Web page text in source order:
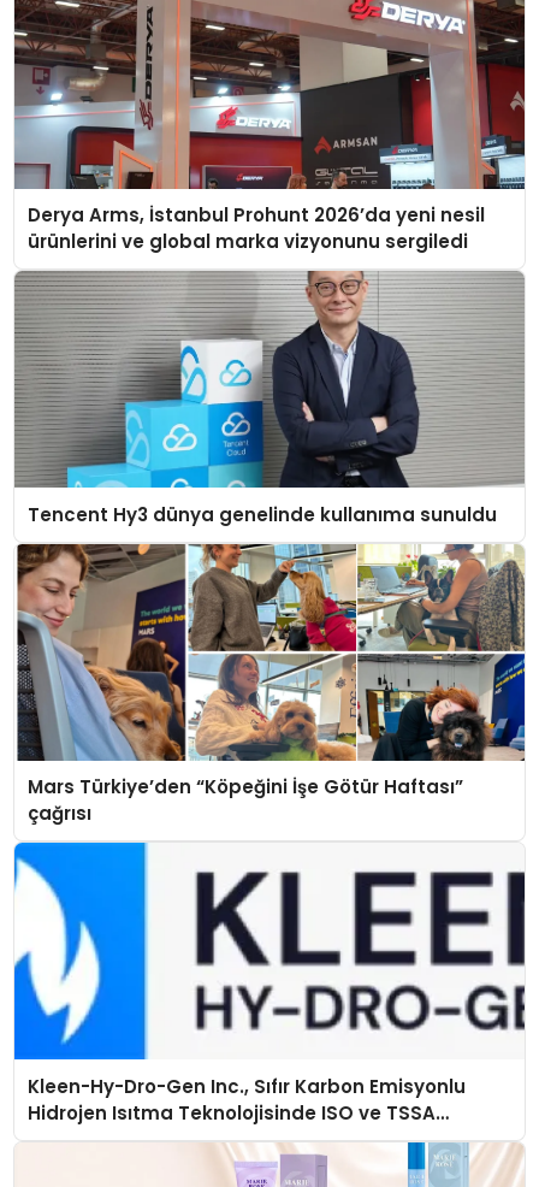
Derya Arms, İstanbul Prohunt 2026’da yeni nesil
ürünlerini ve global marka vizyonunu sergiledi
Tencent Hy3 dünya genelinde kullanıma sunuldu
Mars Türkiye’den “Köpeğini İşe Götür Haftası”
çağrısı
Kleen-Hy-Dro-Gen Inc., Sıfır Karbon Emisyonlu
Hidrojen Isıtma Teknolojisinde ISO ve TSSA
Düzenleyici Onaylarını Aldı